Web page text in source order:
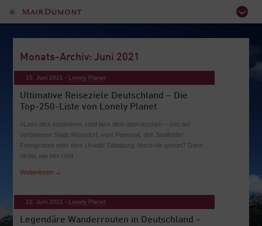
Monats-Archiv: Juni 2021
15. Juni 2021 - Lonely Planet
Ultimative Reiseziele Deutschland – Die
Top-250-Liste von Lonely Planet
»Lass dich inspirieren. Und lass dich überraschen – von der
Verbotenen Stadt Wünsdorf, vom Peenetal, den Saalfelder
Feengrotten oder dem Urwald Sababurg. Noch nie gehört? Dann
nichts wie hin! Und …
Weiterlesen →
12. Juni 2021 - Lonely Planet
Legendäre Wanderrouten in Deutschland –